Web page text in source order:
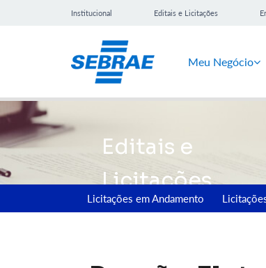
Institucional Editais e Licitações
Meu Negócio
Editais e
Licitações
Licitações em Andamento